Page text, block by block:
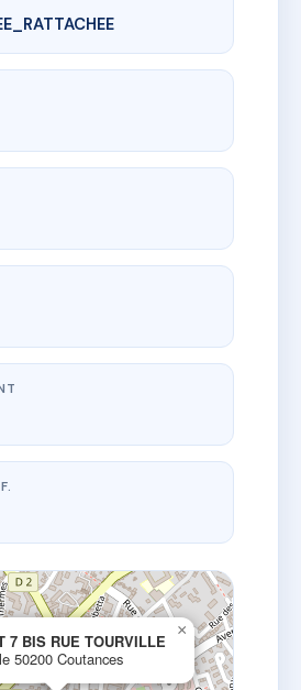
AE4068847
TOURVILLE
Coutances
7 BIS RUE TOURVILLE
50200 Coutances
×